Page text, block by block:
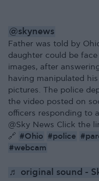
@skynews
Father was told by
daughter could be
images, after
having manipulated
pictures. The police
the video posted on
officers responding to
@Sky News Click the
🔗 #Ohio #police
#webcam
♬ original sound -